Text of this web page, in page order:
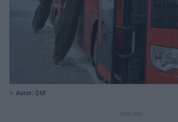
Autor: OM